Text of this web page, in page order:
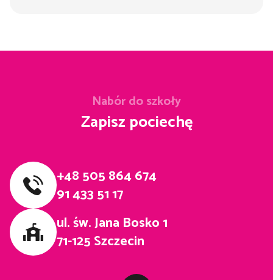
Nabór do szkoły
Zapisz pociechę
+48 505 864 674
91 433 51 17
ul. św. Jana Bosko 1
71-125 Szczecin